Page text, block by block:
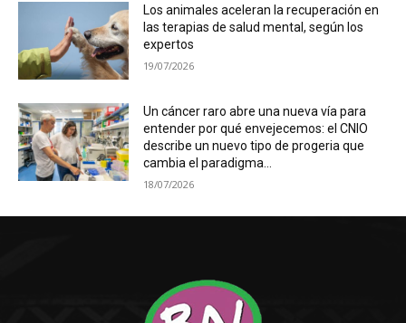
Los animales aceleran la recuperación en
las terapias de salud mental, según los
expertos
19/07/2026
Un cáncer raro abre una nueva vía para
entender por qué envejecemos: el CNIO
describe un nuevo tipo de progeria que
cambia el paradigma...
18/07/2026